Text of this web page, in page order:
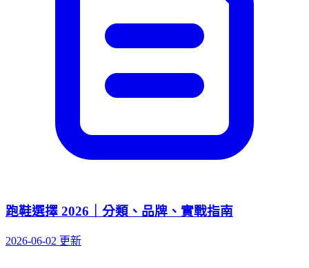
跑鞋選擇 2026｜分類、品牌、實戰指南
2026-06-02 更新